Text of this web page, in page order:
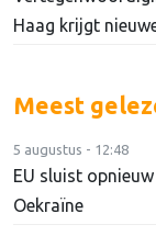
Haag krijgt
Meest
5 augustus - 12:48
EU sluist
Oekraïne